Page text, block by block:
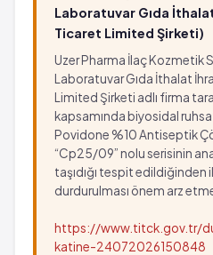
Laboratuvar Gıda
Ticaret Limited Şirketi)
Uzer Pharma İlaç Kozmetik
Laboratuvar Gıda İthalat
Limited Şirketi adlı firma
kapsamında biyosidal
Povidone %10 Antiseptik
“Cp25/09” nolu serisinin
taşıdığı tespit edildiğinden
durdurulması önem arz
https://www.titck.gov.tr/
katine-24072026150848